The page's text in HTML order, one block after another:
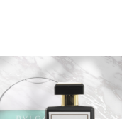
Price
$ 25,000
through
$ 55,000